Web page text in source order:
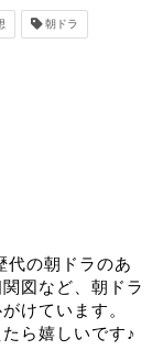
朝ドラ
代の朝ドラのあ
図など、朝ドラ
けています。
ら嬉しいです♪